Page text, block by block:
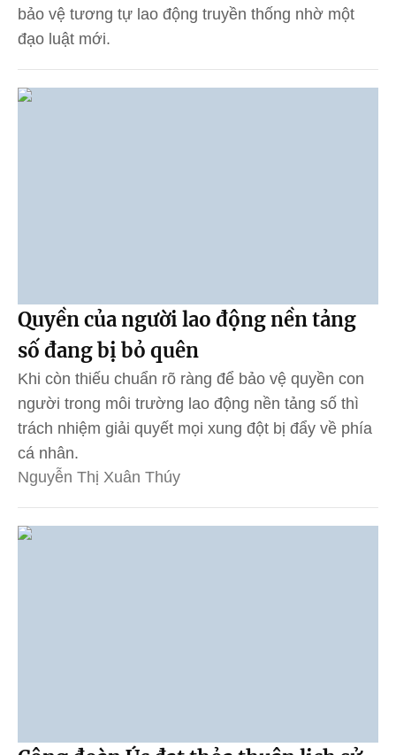
bảo vệ tương tự lao động truyền thống nhờ một
đạo luật mới.
Quyền của người lao động nền tảng
số đang bị bỏ quên
Khi còn thiếu chuẩn rõ ràng để bảo vệ quyền con
người trong môi trường lao động nền tảng số thì
trách nhiệm giải quyết mọi xung đột bị đẩy về phía
cá nhân.
Nguyễn Thị Xuân Thúy